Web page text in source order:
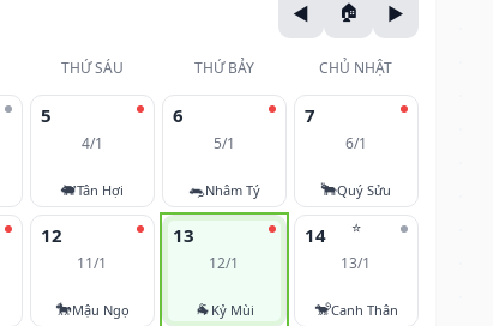
THỨ SÁU THỨ BẢY CHỦ NHẬT
5
4/1
🐖Tân Hợi
6
5/1
🐀Nhâm Tý
7
6/1
🐂Quý Sửu
12
11/1
🐎Mậu Ngọ
13
12/1
🐐 Kỷ Mùi
⭐
14
13/1
🐒Canh Thân